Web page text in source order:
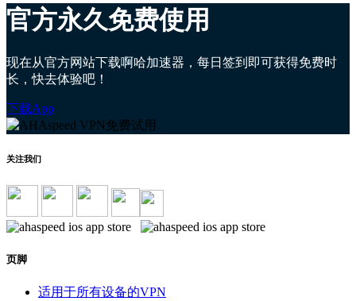
官方永久免费使用
现在从官方网站下载啊哈加速器，每日签到即可获得免费时
长，快去体验吧！
下载App
关注我们
页脚
适用于所有设备的VPN